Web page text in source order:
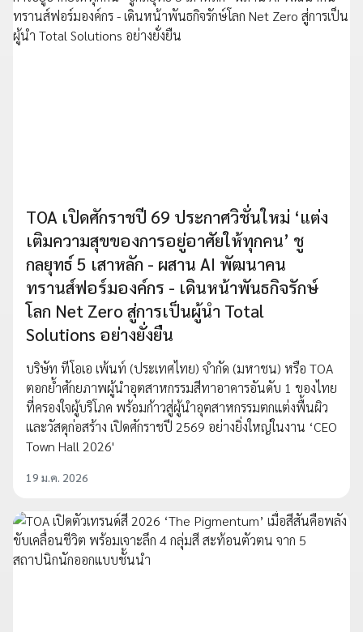
TOA เปิดศักราชปี 69 ประกาศวิชั่นใหม่ ‘แต่ง
เติมความสุขของการอยู่อาศัยให้ทุกคน’ ชู
กลยุทธ์ 5 เสาหลัก - ผสาน AI พัฒนาคน
ทรานส์ฟอร์มองค์กร - เดินหน้าพันธกิจรักษ์
โลก Net Zero สู่การเป็นผู้นำ Total
Solutions อย่างยั่งยืน
บริษัท ทีโอเอ เพ้นท์ (ประเทศไทย) จำกัด (มหาชน) หรือ TOA
ตอกย้ำศักยภาพผู้นำอุตสาหกรรมสีทาอาคารอันดับ 1 ของไทย
ที่ครองใจผู้บริโภค พร้อมก้าวสู่ผู้นำอุตสาหกรรมตกแต่งพื้นผิว
และวัสดุก่อสร้าง เปิดศักราชปี 2569 อย่างยิ่งใหญ่ในงาน ‘CEO
Town Hall 2026'
19 ม.ค. 2026